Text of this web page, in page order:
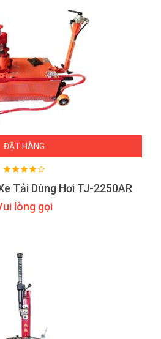
ĐẶT HÀNG
Tải Dùng Hơi TJ-2250AR
lòng gọi